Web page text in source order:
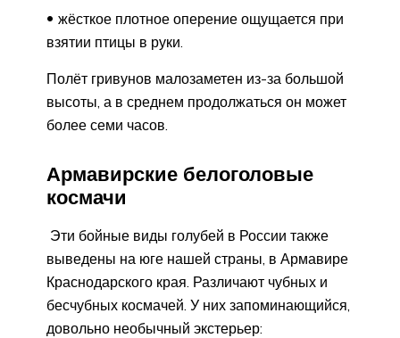
жёсткое плотное оперение ощущается при
взятии птицы в руки.
Полёт гривунов малозаметен из-за большой
высоты, а в среднем продолжаться он может
более семи часов.
Армавирские белоголовые
космачи
Эти бойные виды голубей в России также
выведены на юге нашей страны, в Армавире
Краснодарского края. Различают чубных и
бесчубных космачей. У них запоминающийся,
довольно необычный экстерьер: